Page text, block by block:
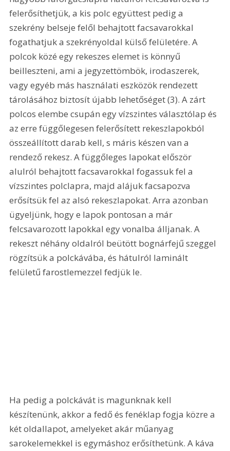
felerősíthetjük, a kis polc együttest pedig a
szekrény belseje felől behajtott facsavarokkal
fogathatjuk a szekrényoldal külső felületére. A
polcok közé egy rekeszes elemet is könnyű
beilleszteni, ami a jegyzettömbök, irodaszerek,
vagy egyéb más használati eszközök rendezett
tárolásához biztosít újabb lehetőséget (3). A zárt
polcos elembe csupán egy vízszintes választólap és
az erre függőlegesen felerősített rekeszlapokból
összeállított darab kell, s máris készen van a
rendező rekesz. A függőleges lapokat először
alulról behajtott facsavarokkal fogassuk fel a
vízszintes polclapra, majd alájuk facsapozva
erősítsük fel az alsó rekeszlapokat. Arra azonban
ügyeljünk, hogy e lapok pontosan a már
felcsavarozott lapokkal egy vonalba álljanak. A
rekeszt néhány oldalról beütött bognárfejű szeggel
rögzítsük a polckávába, és hátulról laminált
felületű farostlemezzel fedjük le.
Ha pedig a polckávát is magunknak kell
készítenünk, akkor a fedő és fenéklap fogja közre a
két oldallapot, amelyeket akár műanyag
sarokelemekkel is egymáshoz erősíthetünk. A káva